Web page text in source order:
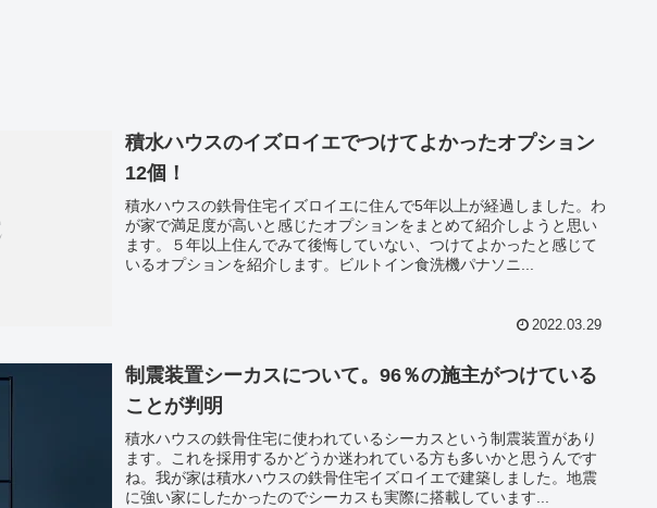
積水ハウスのイズロイエでつけてよかったオプション
12個！
積水ハウスの鉄骨住宅イズロイエに住んで5年以上が経過しました。わ
が家で満足度が高いと感じたオプションをまとめて紹介しようと思い
ます。５年以上住んでみて後悔していない、つけてよかったと感じて
いるオプションを紹介します。ビルトイン食洗機パナソニ...
2022.03.29
制震装置シーカスについて。96％の施主がつけている
ことが判明
積水ハウスの鉄骨住宅に使われているシーカスという制震装置があり
ます。これを採用するかどうか迷われている方も多いかと思うんです
ね。我が家は積水ハウスの鉄骨住宅イズロイエで建築しました。地震
に強い家にしたかったのでシーカスも実際に搭載しています...